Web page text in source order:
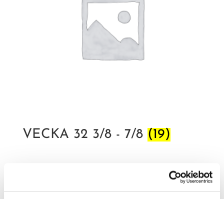
VECKA 32 3/8 - 7/8 (19)